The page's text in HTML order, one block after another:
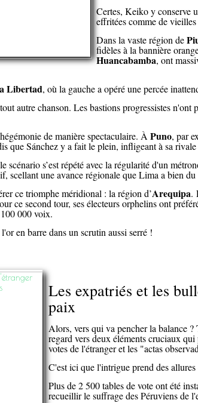
Certes, Keiko y conserve
effritées comme de
Dans la vaste région de
fidèles à la bannière
Huancabamba, ont
Libertad, où la gauche a opéré une percée
autre chanson. Les bastions progressistes
de manière spectaculaire. ÀPuno, par
que Sánchez y a fait le plein, infligeant à sa
scénario s’est répété avec la régularité d'un
scellant une avance régionale que Lima a bien du
ce triomphe méridional : la région d’Arequipa.
ce second tour, ses électeurs orphelins ont
000 voix.
en barre dans un scrutin aussi serré !
Les expatriés et les
paix
Alors, vers qui va pencher la balance
regard vers deux éléments cruciaux
votes de l'étranger et les "actas
C'est ici que l'intrigue prend des
Plus de 2 500 tables de vote ont été
recueillir le suffrage des Péruviens de